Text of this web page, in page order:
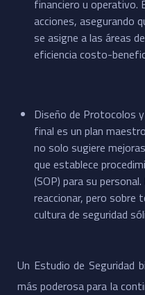
financiero u operativo.
acciones, asegurando
se asigne a las áreas
eficiencia costo-
​Diseño de Protocolos
final es un plan
no solo sugiere
que establece
(SOP) para su
reaccionar, pero sobre
cultura de seguridad
​Un Estudio de Seguridad
más poderosa para la